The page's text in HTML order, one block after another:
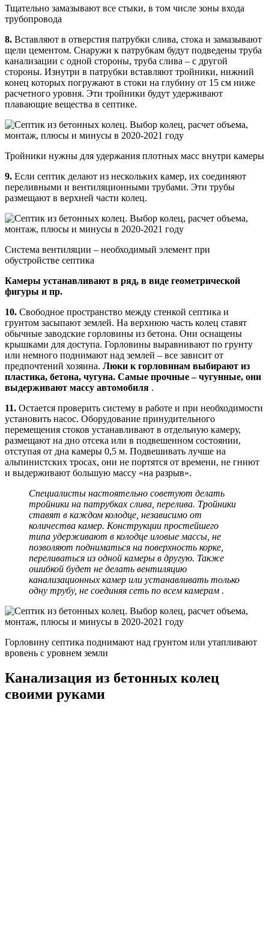
Тщательно замазывают все стыки, в том числе зоны входа
трубопровода
8. Вставляют в отверстия патрубки слива, стока и замазывают
щели цементом. Снаружи к патрубкам будут подведены труба
канализации с одной стороны, труба слива – с другой
стороны. Изнутри в патрубки вставляют тройники, нижний
конец которых погружают в стоки на глубину от 15 см ниже
расчетного уровня. Эти тройники будут удерживают
плавающие вещества в септике.
Тройники нужны для удержания плотных масс внутри камеры
9. Если септик делают из нескольких камер, их соединяют
переливными и вентиляционными трубами. Эти трубы
размещают в верхней части колец.
Система вентиляции – необходимый элемент при
обустройстве септика
Камеры устанавливают в ряд, в виде геометрической
фигуры и пр.
10. Свободное пространство между стенкой септика и
грунтом засыпают землей. На верхнюю часть колец ставят
обычные заводские горловины из бетона. Они оснащены
крышками для доступа. Горловины выравнивают по грунту
или немного поднимают над землей – все зависит от
предпочтений хозяина. Люки к горловинам выбирают из
пластика, бетона, чугуна. Самые прочные – чугунные, они
выдерживают массу автомобиля .
11. Остается проверить систему в работе и при необходимости
установить насос. Оборудование принудительного
перемещения стоков устанавливают в отдельную камеру,
размещают на дно отсека или в подвешенном состоянии,
отступая от дна камеры 0,5 м. Подвешивать лучше на
альпинистских тросах, они не портятся от времени, не гниют
и выдерживают большую массу «на разрыв».
Специалисты настоятельно советуют делать
тройники на патрубках слива, перелива. Тройники
ставят в каждом колодце, независимо от
количества камер. Конструкции простейшего
типа удерживают в колодце иловые массы, не
позволяют подниматься на поверхность корке,
переливаться из одной камеры в другую. Также
ошибкой будет не делать вентиляцию
канализационных камер или устанавливать только
одну трубу, не соединяя сеть по всем камерам .
Горловину септика поднимают над грунтом или утапливают
вровень с уровнем земли
Канализация из бетонных колец
своими руками